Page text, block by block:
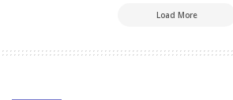
Load More